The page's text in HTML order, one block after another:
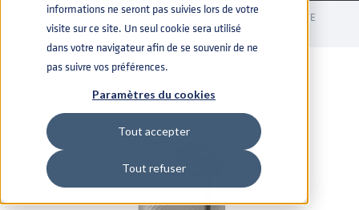
informations ne seront pas suivies lors de votre
visite sur ce site. Un seul cookie sera utilisé
dans votre navigateur afin de se souvenir de ne
pas suivre vos préférences.
Paramètres du cookies
Tout accepter
Tout refuser
CONTENEURS INDUSTRIELS GRV POUR LIQUIDES
CUVE
POLYVALENTE À FOND CONIQUE ASEPTIQUE